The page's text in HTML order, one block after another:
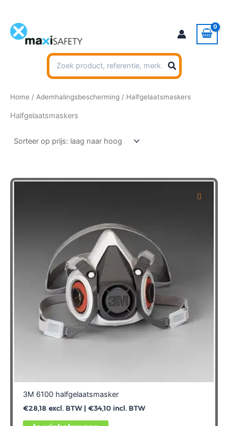
inhoud
Zoeken
naar:
Home / Ademhalingsbescherming / Halfgelaatsmaskers
Halfgelaatsmaskers
3M 6100 halfgelaatsmasker
€28,18excl. BTW | €34,10incl. BTW